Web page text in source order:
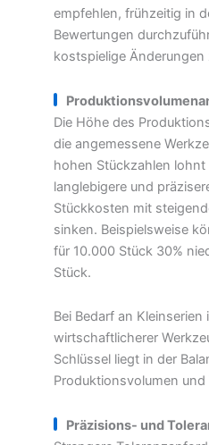
empfehlen, frühzeitig in
Bewertungen
kostspielige Änderungen
Die Höhe des
die angemessene
hohen Stückzahlen
langlebigere und
Stückkosten mit
sinken. Beispielsweise
für 10.000 Stück 30%
Stück.
Bei Bedarf an Kleinserien
wirtschaftlicherer
Schlüssel liegt in der
Produktionsvolumen
Präzisions- und